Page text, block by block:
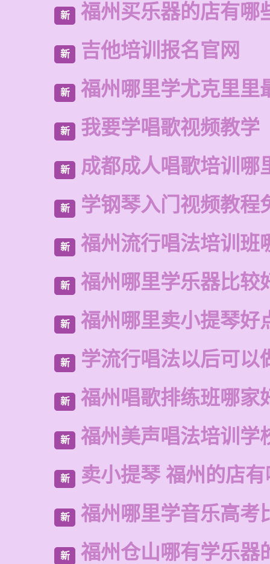
新 福州买乐器的店有哪
新 吉他培训报名官网
新 福州哪里学尤克里里
新 我要学唱歌视频教学
新 成都成人唱歌培训哪
新 学钢琴入门视频教程
新 福州流行唱法培训班
新 福州哪里学乐器比较
新 福州哪里卖小提琴好
新 学流行唱法以后可以
新 福州唱歌排练班哪家
新 福州美声唱法培训学
新 卖小提琴 福州的店
新 福州哪里学音乐高考
新 福州仓山哪有学乐器